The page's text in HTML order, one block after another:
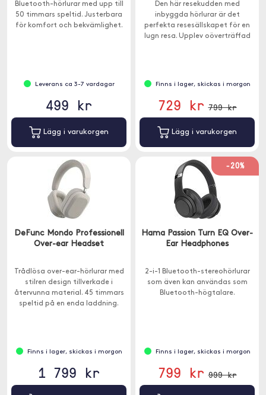
Bluetooth-hörlurar med upp till
50 timmars speltid. Justerbara
för komfort och bekvämlighet.
Leverans ca 3-7 vardagar
499 kr
Lägg i varukorgen
Den här resekudden med
inbyggda hörlurar är det
perfekta resesällskapet för en
lugn resa. Upplev oöverträffad
Finns i lager, skickas i morgon
729 kr 799 kr
Lägg i varukorgen
DeFunc Mondo Professionell
Over-ear Headset
Trådlösa over-ear-hörlurar med
stilren design tillverkade i
återvunna material. 45 timmars
speltid på en enda laddning.
Finns i lager, skickas i morgon
1 799 kr
-20%
Hama Passion Turn EQ Over-
Ear Headphones
2-i-1 Bluetooth-stereohörlurar
som även kan användas som
Bluetooth-högtalare.
Finns i lager, skickas i morgon
799 kr 999 kr